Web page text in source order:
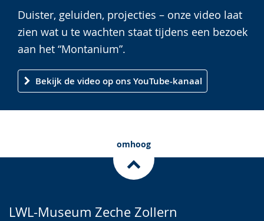
Sprache
wechseln.
Unterstützung.
in
Deutscher
Gebärdensprache
angezeigt.
Duister, geluiden, projecties – onze video laat
zien wat u te wachten staat tijdens een bezoek
aan het “Montanium”.
Bekijk de video op ons YouTube-kanaal
omhoog
LWL-Museum Zeche Zollern